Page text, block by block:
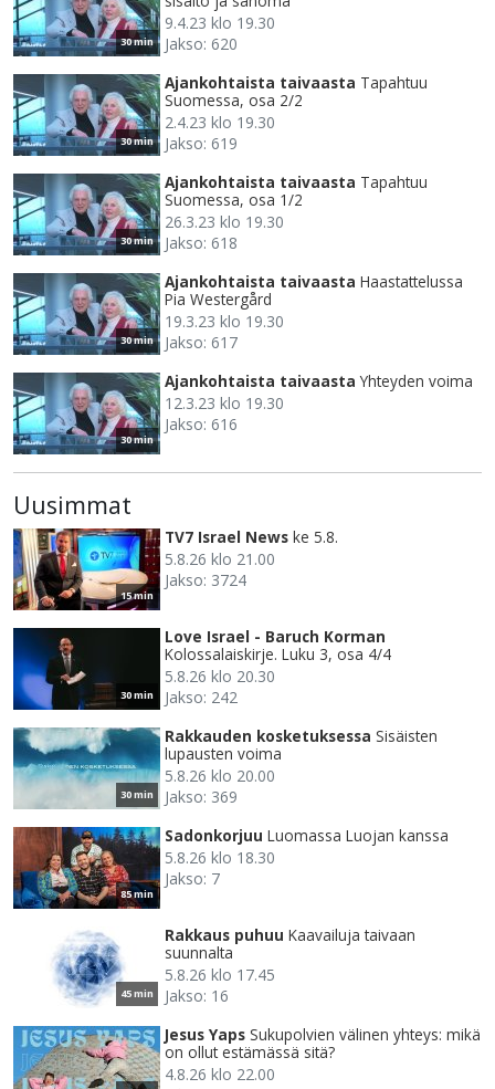
30 min
9.4.23 klo 19.30
Jakso: 620
30 min
Ajankohtaista taivaasta Tapahtuu
Suomessa, osa 2/2
2.4.23 klo 19.30
Jakso: 619
30 min
Ajankohtaista taivaasta Tapahtuu
Suomessa, osa 1/2
26.3.23 klo 19.30
Jakso: 618
30 min
Ajankohtaista taivaasta Haastattelussa
Pia Westergård
19.3.23 klo 19.30
Jakso: 617
30 min
Ajankohtaista taivaasta Yhteyden voima
12.3.23 klo 19.30
Jakso: 616
Uusimmat
15 min
TV7 Israel News ke 5.8.
5.8.26 klo 21.00
Jakso: 3724
30 min
Love Israel - Baruch Korman
Kolossalaiskirje. Luku 3, osa 4/4
5.8.26 klo 20.30
Jakso: 242
30 min
Rakkauden kosketuksessa Sisäisten
lupausten voima
5.8.26 klo 20.00
Jakso: 369
85 min
Sadonkorjuu Luomassa Luojan kanssa
5.8.26 klo 18.30
Jakso: 7
45 min
Rakkaus puhuu Kaavailuja taivaan
suunnalta
5.8.26 klo 17.45
Jakso: 16
Jesus Yaps Sukupolvien välinen yhteys: mikä
on ollut estämässä sitä?
4.8.26 klo 22.00